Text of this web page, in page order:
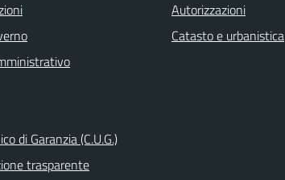
di Garanzia (C.U.G.)
trasparente
Autorizzazioni
Catasto e urbanistica